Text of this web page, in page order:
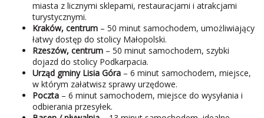
miasta z licznymi sklepami, restauracjami i atrakcjami
turystycznymi.
Kraków, centrum – 50 minut samochodem, umożliwiający
łatwy dostęp do stolicy Małopolski.
Rzeszów, centrum – 50 minut samochodem, szybki
dojazd do stolicy Podkarpacia.
Urząd gminy Lisia Góra – 6 minut samochodem, miejsce,
w którym załatwisz sprawy urzędowe.
Poczta – 6 minut samochodem, miejsce do wysyłania i
odbierania przesyłek.